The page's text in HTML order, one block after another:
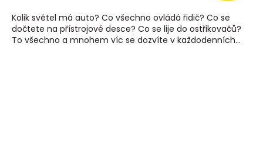
Kolik světel má auto? Co všechno ovládá řidič? Co se
dočtete na přístrojové desce? Co se lije do ostřikovačů?
To všechno a mnohem víc se dozvíte v každodenních...